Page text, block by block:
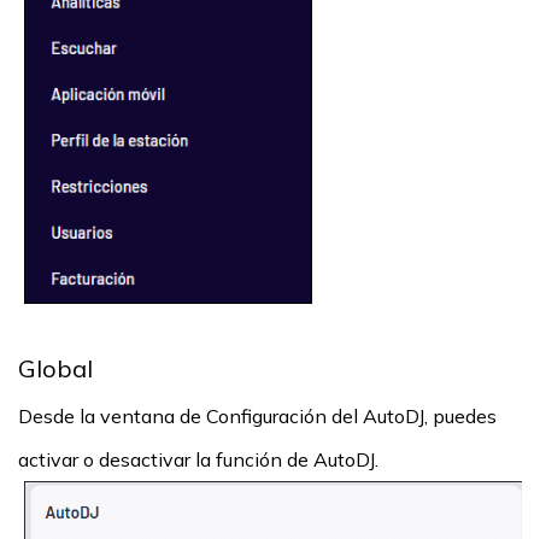
Global
Desde la ventana de Configuración del AutoDJ, puedes
activar o desactivar la función de AutoDJ.